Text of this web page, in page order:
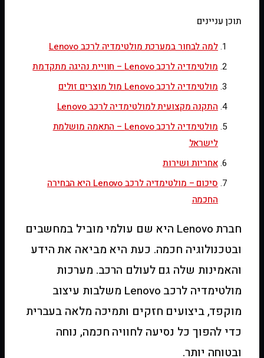
תוכן עניינים
למה לבחור במערכת מולטימדיה לרכב Lenovo
מולטימדיה לרכב Lenovo – חוויית נהיגה מתקדמת
מולטימדיה לרכב Lenovo מול מוצרים זולים
התקנה מקצועית למולטימדיה לרכב Lenovo
מולטימדיה לרכב Lenovo – התאמה מושלמת
לישראל
אחריות ושירות
סיכום – מולטימדיה לרכב Lenovo היא הבחירה
החכמה
חברת Lenovo היא שם עולמי מוביל במחשבים
ובטכנולוגיה חכמה. כעת היא מביאה את הידע
והאמינות שלה גם לעולם הרכב. מערכות
מולטימדיה לרכב Lenovo משלבות עיצוב
מוקפד, ביצועים חזקים ותמיכה מלאה בעברית
כדי להפוך כל נסיעה לחוויה חכמה, נוחה
ובטוחה יותר.